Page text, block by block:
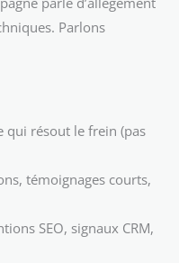
Parlons
qui résout le frein (pas
témoignages courts,
SEO, signaux CRM,